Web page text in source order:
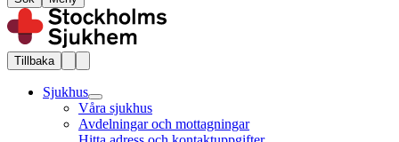
Tillbaka
Sjukhus
Våra sjukhus
Avdelningar och mottagningar